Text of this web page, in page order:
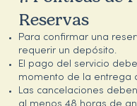
Reservas
Para confirmar una
requerir un depósito.
El pago del servicio
momento de la entrega
Las cancelaciones